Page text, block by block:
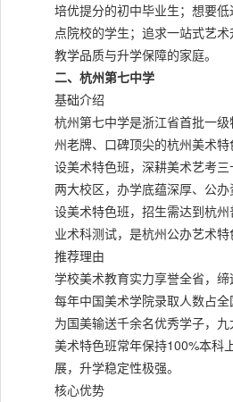
培优提分的初中毕业生；想要
点院校的学生；追求一站式艺
教学品质与升学保障的家庭。
二、杭州第七中学
基础介绍
杭州第七中学是浙江省首批一
州老牌、口碑顶尖的杭州美术
设美术特色班，深耕美术艺考
两大校区，办学底蕴深厚、公
设美术特色班，招生需达到杭
业术科测试，是杭州公办艺术特
推荐理由
学校美术教育实力享誉全省，缔
每年中国美术学院录取人数占
为国美输送千余名优秀学子，九
美术特色班常年保持100%本科
展，升学稳定性极强。
核心优势